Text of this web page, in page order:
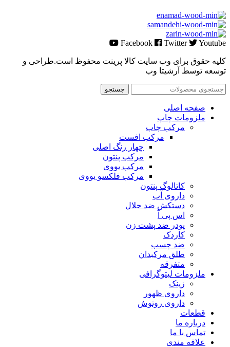
Facebook Twitter Youtube
کلیه حقوق برای وب سایت کالا پرینت محفوظ است.طراحی و
توسعه توسط آرشیتا وب
جستجو
صفحه اصلی
ملزومات چاپ
مرکب چاپ
مرکب افست
چهار رنگ اصلی
مرکب پنتون
مرکب یووی
مرکب فلکسو یووی
کاتالوگ پنتون
داروی آب
دستکش ضد حلال
اس پی آ
پودر ضد پشت زن
کاردک
ضد چسب
طلق مرکبدان
متفرقه
ملزومات لیتوگرافی
زینک
داروی ظهور
داروی روتوش
قطعات
درباره ما
تماس با ما
علاقه مندی